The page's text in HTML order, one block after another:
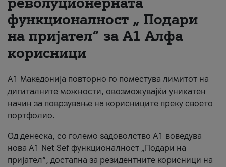
За нас
#ПодобарОнлајн
функционалност „ Подари
на пријател“ за А1 Алфа
корисници
А1 Македонија повторно го поместува лимитот на
дигиталните можности, овозможувајќи уникатен
начин за поврзување на корисниците преку своето
портфолио.
Од денеска, со големо задоволство А1 воведува
нова A1 Net Sef функционалност „Подари на
пријател“, достапна за резидентните корисници на